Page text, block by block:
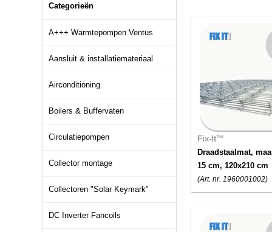
Categorieën
A+++ Warmtepompen Ventus
Aansluit & installatiemateriaal
Airconditioning
Boilers & Buffervaten
Circulatiepompen
Collector montage
Collectoren "Solar Keymark"
DC Inverter Fancoils
Fix-It™
Draadstaalmat,
15 cm, 120x210 cm
(Art. nr. 1960001002)